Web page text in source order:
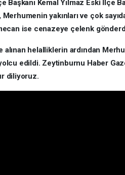
Kemal Yılmaz Eski İlçe
yakınları ve çok
ise cenazeye çelenk
alınan helalliklerin ardından
edildi. Zeytinburnu Haber
diliyoruz.